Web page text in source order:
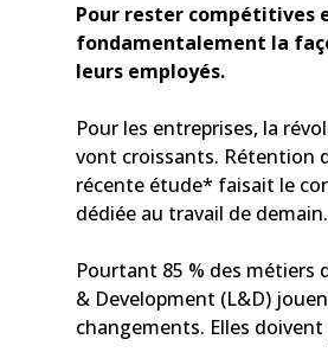
Pour rester compétitives
fondamentalement la
leurs employés.
Pour les entreprises, la
vont croissants. Rétention
récente étude* faisait le
dédiée au travail de demain.
Pourtant 85 % des métiers
& Development (L&D)
changements. Elles